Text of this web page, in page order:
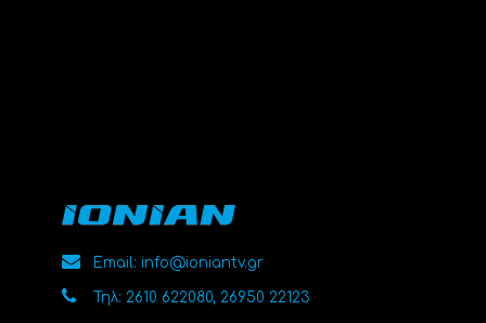
Email: info@ioniantv.gr
Τηλ: 2610 622080, 26950 22123